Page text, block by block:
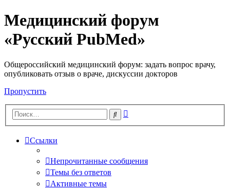
Медицинский форум
«Русский PubMed»
Общероссийский медицинский форум: задать вопрос врачу,
опубликовать отзыв о враче, дискуссии докторов
Пропустить
Поиск
Ссылки
Непрочитанные сообщения
Темы без ответов
Активные темы